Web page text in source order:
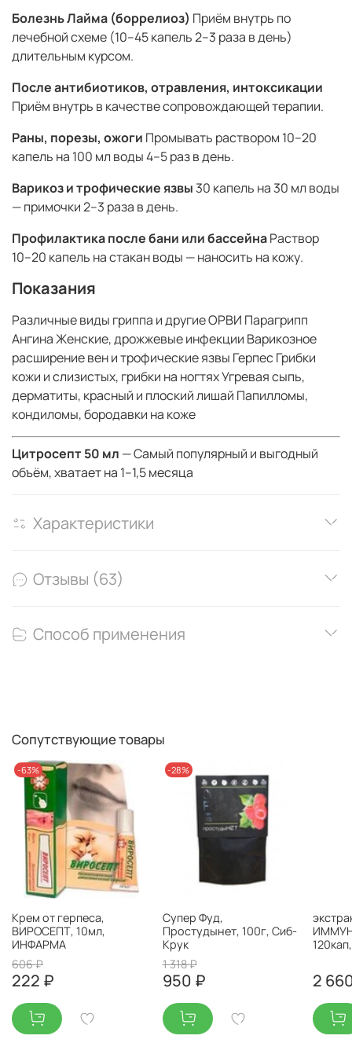
Болезнь Лайма (боррелиоз) Приём внутрь по
лечебной схеме (10–45 капель 2–3 раза в день)
длительным курсом.
После антибиотиков, отравления, интоксикации
Приём внутрь в качестве сопровождающей терапии.
Раны, порезы, ожоги Промывать раствором 10–20
капель на 100 мл воды 4–5 раз в день.
Варикоз и трофические язвы 30 капель на 30 мл воды
— примочки 2–3 раза в день.
Профилактика после бани или бассейнаРаствор
10–20 капель на стакан воды — наносить на кожу.
Показания
Различные виды гриппа и другие ОРВИ Парагрипп
Ангина Женские, дрожжевые инфекции Варикозное
расширение вен и трофические язвы Герпес Грибки
кожи и слизистых, грибки на ногтях Угревая сыпь,
дерматиты, красный и плоский лишай Папилломы,
кондиломы, бородавки на коже
Цитросепт 50 мл —Самый популярный и выгодный
объём, хватает на 1–1,5 месяца
Характеристики
Отзывы (63)
Способ применения
Сопутствующие товары
-63%
Крем от герпеса,
ВИРОСЕПТ, 10мл,
ИНФАРМА
606 ₽
222 ₽
-28%
Супер Фуд,
Простудынет, 100г, Сиб-
Крук
1 318 ₽
950 ₽ 2